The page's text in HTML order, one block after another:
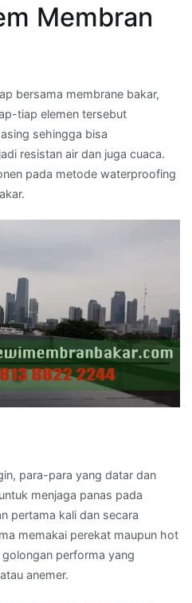
Membran
bersama membrane bakar,
tiap elemen tersebut
sehingga bisa
resistan air dan juga cuaca.
pada metode waterproofing
para-para yang datar dan
menjaga panas pada
pertama kali dan secara
memakai perekat maupun hot
performa yang
anemer.